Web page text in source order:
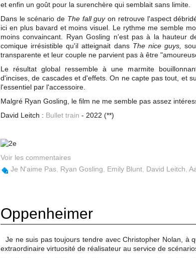
et enfin un goût pour la surenchère qui semblait sans limite.
Dans le scénario de The fall guyon retrouve l'aspect
ici en plus bavard et moins visuel. Le rythme me semble
moins convaincant. Ryan Gosling n'est pas à la hauteur
comique irrésistible qu'il atteignait dans The nice guys,
transparente et leur couple ne parvient pas à être
Le résultat global ressemble à une marmite
d'incises, de cascades et d'effets. On ne capte pas tout, et
l'essentiel par l'accessoire.
Malgré Ryan Gosling, le film ne me semble pas assez
David Leitch : Bullet train - 2022 (**)
Voir les commentaires
Je N'aime Pas Ryan Gosling Emily Blunt David Leitch
Oppenheimer
Je ne suis pas toujours tendre avec Christopher Nolan, à
extraordinaire virtuosité de réalisateur au service de